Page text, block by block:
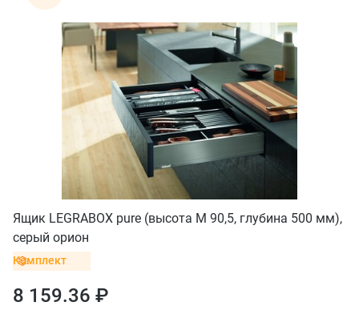
Ящик LEGRABOX pure (высота M 90,5, глубина 500 мм),
серый орион
Комплект
8 159.36 ₽